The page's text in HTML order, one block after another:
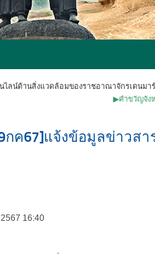
ลน์ด้านสิ่งแวดล้อมของราชอาณาจักรเดนมา
▶คำขวัญจังหวัดแ
กค67]แจ้งข้อมูลข่าวส
16:40